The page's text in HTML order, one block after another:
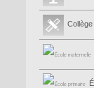
Collège